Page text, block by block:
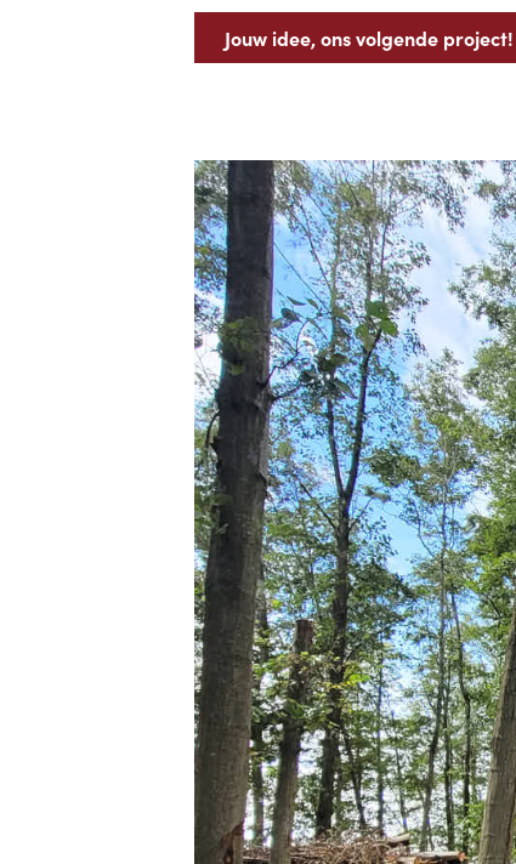
Jouw idee, ons volgende project!